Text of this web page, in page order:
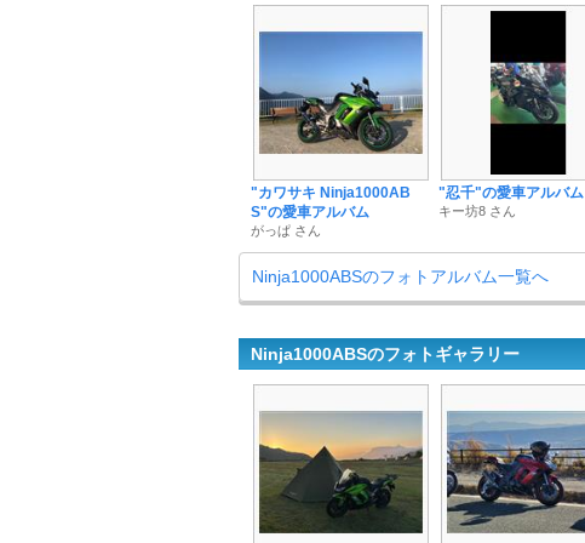
"カワサキ Ninja1000AB
S"の愛車アルバム
がっぱ さん
"忍千"の愛車アルバム
キー坊8 さん
Ninja1000ABSのフォトアルバム一覧へ
Ninja1000ABSのフォトギャラリー